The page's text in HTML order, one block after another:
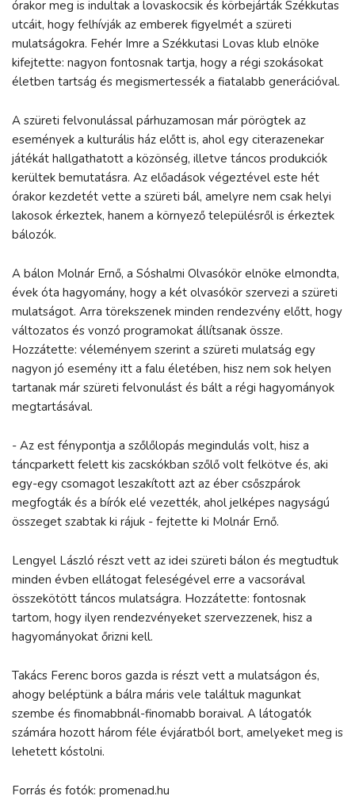
órakor meg is indultak a lovaskocsik és körbejárták Székkutas
utcáit, hogy felhívják az emberek figyelmét a szüreti
mulatságokra. Fehér Imre a Székkutasi Lovas klub elnöke
kifejtette: nagyon fontosnak tartja, hogy a régi szokásokat
életben tartság és megismertessék a fiatalabb generációval.
A szüreti felvonulással párhuzamosan már pörögtek az
események a kulturális ház előtt is, ahol egy citerazenekar
játékát hallgathatott a közönség, illetve táncos produkciók
kerültek bemutatásra. Az előadások végeztével este hét
órakor kezdetét vette a szüreti bál, amelyre nem csak helyi
lakosok érkeztek, hanem a környező településről is érkeztek
bálozók.
A bálon Molnár Ernő, a Sóshalmi Olvasókör elnöke elmondta,
évek óta hagyomány, hogy a két olvasókör szervezi a szüreti
mulatságot. Arra törekszenek minden rendezvény előtt, hogy
változatos és vonzó programokat állítsanak össze.
Hozzátette: véleményem szerint a szüreti mulatság egy
nagyon jó esemény itt a falu életében, hisz nem sok helyen
tartanak már szüreti felvonulást és bált a régi hagyományok
megtartásával.
- Az est fénypontja a szőlőlopás megindulás volt, hisz a
táncparkett felett kis zacskókban szőlő volt felkötve és, aki
egy-egy csomagot leszakított azt az éber csőszpárok
megfogták és a bírók elé vezették, ahol jelképes nagyságú
összeget szabtak ki rájuk - fejtette ki Molnár Ernő.
Lengyel László részt vett az idei szüreti bálon és megtudtuk
minden évben ellátogat feleségével erre a vacsorával
összekötött táncos mulatságra. Hozzátette: fontosnak
tartom, hogy ilyen rendezvényeket szervezzenek, hisz a
hagyományokat őrizni kell.
Takács Ferenc boros gazda is részt vett a mulatságon és,
ahogy beléptünk a bálra máris vele találtuk magunkat
szembe és finomabbnál-finomabb boraival. A látogatók
számára hozott három féle évjáratból bort, amelyeket meg is
lehetett kóstolni.
Forrás és fotók: promenad.hu